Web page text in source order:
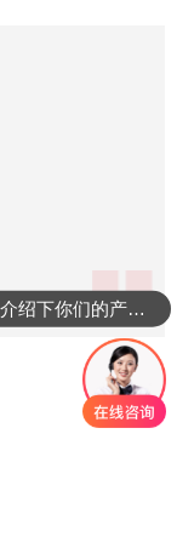
可以介绍下你们的产品么